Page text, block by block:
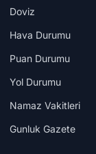
Doviz
Hava Durumu
Puan Durumu
Yol Durumu
Namaz Vakitleri
Gunluk Gazete